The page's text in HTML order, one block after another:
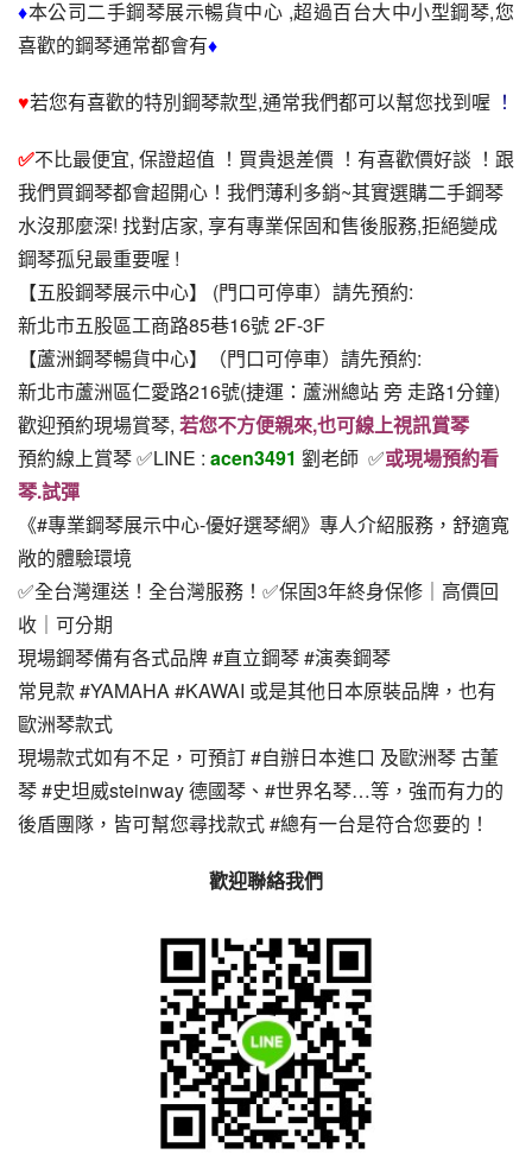
♦本公司二手鋼琴展示暢貨中心 ,超過百台大中小型鋼琴,您
喜歡的鋼琴通常都會有♦
♥若您有喜歡的特別鋼琴款型,通常我們都可以幫您找到喔 ！
✅不比最便宜, 保證超值 ！買貴退差價 ！有喜歡價好談 ！跟
我們買鋼琴都會超開心！我們薄利多銷~其實選購二手鋼琴
水沒那麼深! 找對店家, 享有專業保固和售後服務,拒絕變成
鋼琴孤兒最重要喔 !
【五股鋼琴展示中心】 (門口可停車）請先預約:
新北市五股區工商路85巷16號 2F-3F
【蘆洲鋼琴暢貨中心】（門口可停車）請先預約:
新北市蘆洲區仁愛路216號(捷運：蘆洲總站 旁 走路1分鐘)
歡迎預約現場賞琴, 若您不方便親來,也可線上視訊賞琴
預約線上賞琴 ✅LINE : acen3491 劉老師  ✅或現場預約看
琴.試彈
《#專業鋼琴展示中心-優好選琴網》專人介紹服務，舒適寬
敞的體驗環境
✅全台灣運送！全台灣服務！✅保固3年終身保修｜高價回
收｜可分期
現場鋼琴備有各式品牌 #直立鋼琴 #演奏鋼琴
常見款 #YAMAHA #KAWAI 或是其他日本原裝品牌，也有
歐洲琴款式
現場款式如有不足，可預訂 #自辦日本進口 及歐洲琴 古董
琴 #史坦威steinway 德國琴、#世界名琴…等，強而有力的
後盾團隊，皆可幫您尋找款式 #總有一台是符合您要的！
歡迎聯絡我們